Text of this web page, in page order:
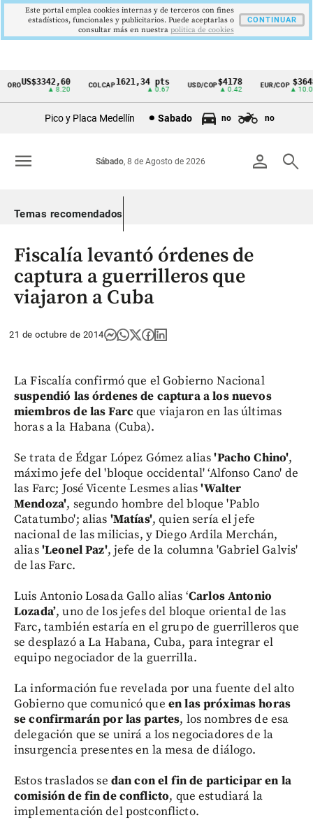
Cintillo
Colombia
US$3342,60
▲ 8.20
COLCAP1621,34 pts
▲ 0.67
USD/COP$4178
▲ 0.42
EUR/COP $3648
▲ 10.00
Pico y Placa Medellín Sabado no no
person search
Sábado, 8 de Agosto de 2026
menu
Temas recomendados
Fiscalía levantó órdenes de
captura a guerrilleros que
viajaron a Cuba
21 de octubre de 2014
La Fiscalía confirmó que el Gobierno Nacional
suspendió las órdenes de captura a los nuevos
miembros de las Farcque viajaron en las últimas
horas a la Habana (Cuba).
Se trata de Édgar López Gómez alias'Pacho Chino',
máximo jefe del 'bloque occidental' ‘Alfonso Cano' de
las Farc; José Vicente Lesmes alias'Walter
Mendoza', segundo hombre del bloque 'Pablo
Catatumbo'; alias 'Matías', quien sería el jefe
nacional de las milicias, y Diego Ardila Merchán,
alias'Leonel Paz', jefe de la columna 'Gabriel Galvis'
de las Farc.
Luis Antonio Losada Gallo alias ‘Carlos Antonio
Lozada’, uno de los jefes del bloque oriental de las
Farc, también estaría en el grupo de guerrilleros que
se desplazó a La Habana, Cuba, para integrar el
equipo negociador de la guerrilla.
La información fue revelada por una fuente del alto
Gobierno que comunicó que en las próximas horas
se confirmarán por las partes, los nombres de esa
delegación que se unirá a los negociadores de la
insurgencia presentes en la mesa de diálogo.
Estos traslados se dan con el fin de participar en la
comisión de fin de conflicto, que estudiará la
implementación del postconflicto.
Este portal emplea cookies internas y de terceros con fines
estadísticos, funcionales y publicitarios. Puede aceptarlas o
consultar más en nuestra politica de cookies
CONTINUAR